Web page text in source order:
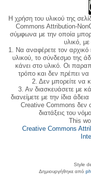
Η χρήση του υλικού της
Commons Attribution-
σύμφωνα με την οποία
υλικό,
1. Να αναφέρετε τον αρχικό
υλικού, το σύνδεσμο της
κάνει στο υλικό. Οι
τρόπο και δεν πρέπει να
2. Δεν μπορείτε να
3. Αν διασκευάσετε με
διανείμετε με την ίδια
Creative Commons δεν
διατάξεις του
This
Creative Commons
Style
Δημιουργήθηκε από